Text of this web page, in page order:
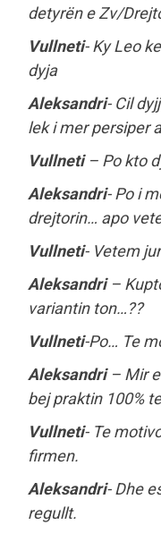
detyrën e Zv/
Vullneti- Ky Leo
dyja
Aleksandri- Cil
lek i mer persiper
Vullneti – Po kto
Aleksandri- Po i
drejtorin… apo
Vullneti- Vetem
Aleksandri –
variantin ton…??
Vullneti-Po… Te
Aleksandri – Mir
bej praktin 100%
Vullneti- Te
firmen.
Aleksandri- Dhe
regullt.